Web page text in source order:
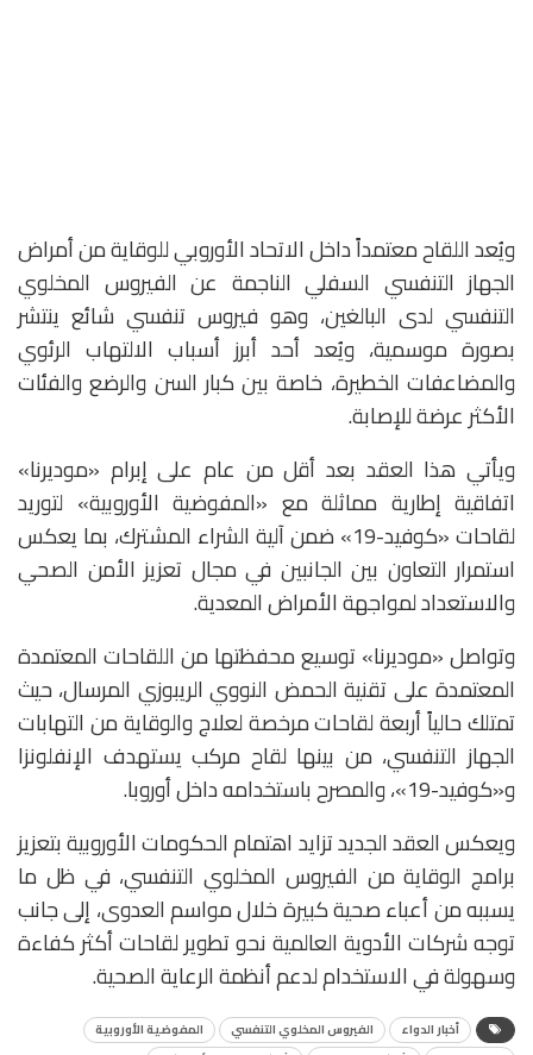
ويُعد اللقاح معتمداً داخل الاتحاد الأوروبي للوقاية من أمراض
الجهاز التنفسي السفلي الناجمة عن الفيروس المخلوي
التنفسي لدى البالغين، وهو فيروس تنفسي شائع ينتشر
بصورة موسمية، ويُعد أحد أبرز أسباب الالتهاب الرئوي
والمضاعفات الخطيرة، خاصة بين كبار السن والرضع والفئات
الأكثر عرضة للإصابة.
ويأتي هذا العقد بعد أقل من عام على إبرام «موديرنا»
اتفاقية إطارية مماثلة مع «المفوضية الأوروبية» لتوريد
لقاحات «كوفيد-19» ضمن آلية الشراء المشترك، بما يعكس
استمرار التعاون بين الجانبين في مجال تعزيز الأمن الصحي
والاستعداد لمواجهة الأمراض المعدية.
وتواصل «موديرنا» توسيع محفظتها من اللقاحات المعتمدة
المعتمدة على تقنية الحمض النووي الريبوزي المرسال، حيث
تمتلك حالياً أربعة لقاحات مرخصة لعلاج والوقاية من التهابات
الجهاز التنفسي، من بينها لقاح مركب يستهدف الإنفلونزا
و«كوفيد-19»، والمصرح باستخدامه داخل أوروبا.
ويعكس العقد الجديد تزايد اهتمام الحكومات الأوروبية بتعزيز
برامج الوقاية من الفيروس المخلوي التنفسي، في ظل ما
يسببه من أعباء صحية كبيرة خلال مواسم العدوى، إلى جانب
توجه شركات الأدوية العالمية نحو تطوير لقاحات أكثر كفاءة
وسهولة في الاستخدام لدعم أنظمة الرعاية الصحية.
أخبار الدواء الفيروس المخلوي التنفسي
المفوضية الأوروبية